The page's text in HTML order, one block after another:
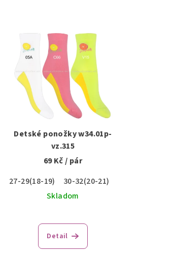
27)
Detské ponožky w34.01p-
vz.315
69 Kč/ pár
27-29(18-19)
30-32(20-21)
Skladom
Detail